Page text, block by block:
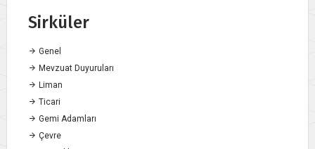
Sirküler
Genel
Mevzuat Duyuruları
Liman
Ticari
Gemi Adamları
Çevre